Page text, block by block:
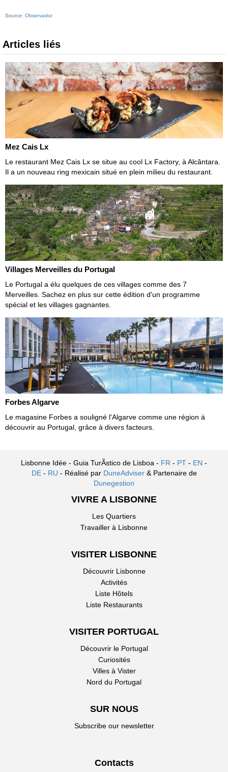
Source: Observador
Articles liés
Mez Cais Lx
Le restaurant Mez Cais Lx se situe au cool Lx Factory, à Alcântara.
Il a un nouveau ring mexicain situé en plein milieu du restaurant.
Villages Merveilles du Portugal
Le Portugal a élu quelques de ces villages comme des 7
Merveilles. Sachez en plus sur cette édition d'un programme
spécial et les villages gagnantes.
Forbes Algarve
Le magasine Forbes a souligné l'Algarve comme une région à
découvrir au Portugal, grâce à divers facteurs.
Lisbonne Idée - Guia TurÃ­stico de Lisboa - FR - PT - EN -
DE- RU - Réalisé par DuneAdviser & Partenaire de
Dunegestion
VIVRE A LISBONNE
Les Quartiers
Travailler à Lisbonne
VISITER LISBONNE
Découvrir Lisbonne
Activités
Liste Hôtels
Liste Restaurants
VISITER PORTUGAL
Découvrir le Portugal
Curiosités
Villes à Vister
Nord du Portugal
SUR NOUS
Subscribe our newsletter
Contacts